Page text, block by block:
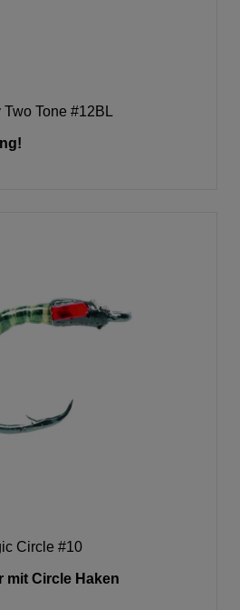
Tone #12BL
Circle #10
mit Circle Haken